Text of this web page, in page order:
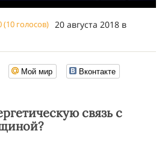
(10 голосов)
20 августа 2018 в
Мой мир
Вконтакте
связь с